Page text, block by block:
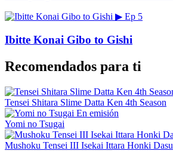
▶ Ep 5
Ibitte Konai Gibo to Gishi
Recomendados para ti
Tensei Shitara Slime Datta Ken 4th Season
En emisión
Yomi no Tsugai
Mushoku Tensei III Isekai Ittara Honki Dasu